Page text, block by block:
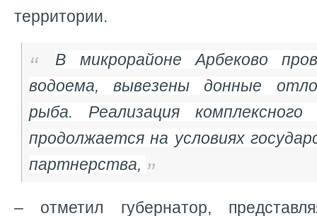
территории.
В микрорайоне Арбеково
водоема, вывезены донные
рыба. Реализация комплексного
продолжается на условиях
партнерства,
– отметил губернатор,